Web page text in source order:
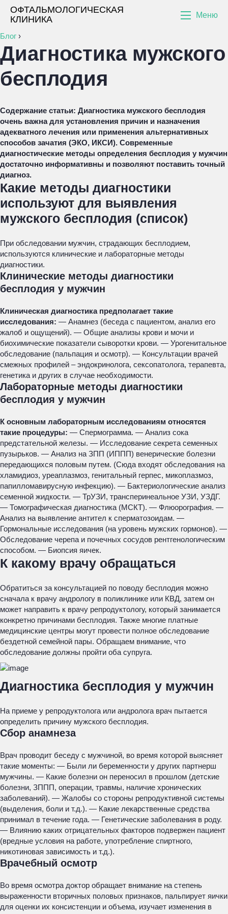
ОФТАЛЬМОЛОГИЧЕСКАЯ
КЛИНИКА
Меню
Блог ›
Диагностика мужского
бесплодия
Содержание статьи: Диагностика мужского бесплодия
очень важна для установления причин и назначения
адекватного лечения или применения альтернативных
способов зачатия (ЭКО, ИКСИ). Современные
диагностические методы определения бесплодия у мужчин
достаточно информативны и позволяют поставить точный
диагноз.
Какие методы диагностики
используют для выявления
мужского бесплодия (список)
При обследовании мужчин, страдающих бесплодием,
используются клинические и лабораторные методы
диагностики.
Клинические методы диагностики
бесплодия у мужчин
Клиническая диагностика предполагает такие
исследования: — Анамнез (беседа с пациентом, анализ его
жалоб и ощущений). — Общие анализы крови и мочи и
биохимические показатели сыворотки крови. — Урогенитальное
обследование (пальпация и осмотр). — Консультации врачей
смежных профилей – эндокринолога, сексопатолога, терапевта,
генетика и других в случае необходимости.
Лабораторные методы диагностики
бесплодия у мужчин
К основным лабораторным исследованиям относятся
такие процедуры: — Спермограмма. — Анализ сока
предстательной железы. — Исследование секрета семенных
пузырьков. — Анализ на ЗПП (ИППП) венерические болезни
передающихся половым путем. (Сюда входят обследования на
хламидиоз, уреаплазмоз, генитальный герпес, микоплазмоз,
папилломавирусную инфекцию). — Бактериологические анализ
семенной жидкости. — ТрУЗИ, трансперинеальное УЗИ, УЗДГ.
— Томографическая диагностика (МСКТ). — Флюорография. —
Анализ на выявление антител к сперматозоидам. —
Гормональные исследования (на уровень мужских гормонов). —
Обследование черепа и почечных сосудов рентгенологическим
способом. — Биопсия яичек.
К какому врачу обращаться
Обратиться за консультацией по поводу бесплодия можно
сначала к врачу андрологу в поликлинике или КВД, затем он
может направить к врачу репродуктологу, который занимается
конкретно причинами бесплодия. Также многие платные
медицинские центры могут провести полное обследование
бездетной семейной пары. Обращаем внимание, что
обследование должны пройти оба супруга.
Диагностика бесплодия у мужчин
На приеме у репродуктолога или андролога врач пытается
определить причину мужского бесплодия.
Сбор анамнеза
Врач проводит беседу с мужчиной, во время которой выясняет
такие моменты: — Были ли беременности у других партнерш
мужчины. — Какие болезни он переносил в прошлом (детские
болезни, ЗППП, операции, травмы, наличие хронических
заболеваний). — Жалобы со стороны репродуктивной системы
(выделения, боли и т.д.). — Какие лекарственные средства
принимал в течение года. — Генетические заболевания в роду.
— Влиянию каких отрицательных факторов подвержен пациент
(вредные условия на работе, употребление спиртного,
никотиновая зависимость и т.д.).
Врачебный осмотр
Во время осмотра доктор обращает внимание на степень
выраженности вторичных половых признаков, пальпирует яички
для оценки их консистенции и объема, изучает изменения в